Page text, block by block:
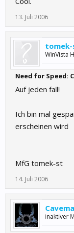
13. Juli 2006
WinVista
Need for Speed:
Auf jeden fall!
Ich bin mal
erscheinen wird
MfG tomek-st
14. Juli 2006
inaktiver